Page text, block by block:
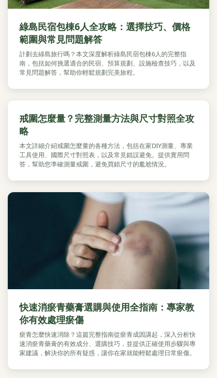
綠島民宿包棟6人全攻略：選擇技巧、價格
範圍與常見問題解答
計劃去綠島旅行嗎？本文深度解析綠島民宿包棟6人的完整指
南，包括如何挑選適合的民宿、預算規劃、設施檢查技巧，以及
常見問題解答，幫助你輕鬆規劃完美旅程。
戒圍怎麼量？完整測量方法與尺寸對照全攻
略
本文詳細介紹戒圍怎麼量的各種方法，包括在家DIY測量、專業
工具使用、國際尺寸對照表，以及常見錯誤避免。提供實用問
答，幫助您準確測量戒圍，避免買錯尺寸的尷尬情況。
快速消瘀青藥膏選購與使用全指南：專家教
你有效處理瘀傷
瘀青怎麼快速消除？這篇完整指南從瘀青成因講起，深入分析快
速消瘀青藥膏的有效成分、選購技巧，並提供正確使用步驟與專
家建議，解決你的所有疑惑，讓你在家就能輕鬆處理日常瘀傷。